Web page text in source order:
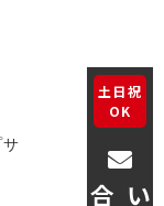
土日祝
OK